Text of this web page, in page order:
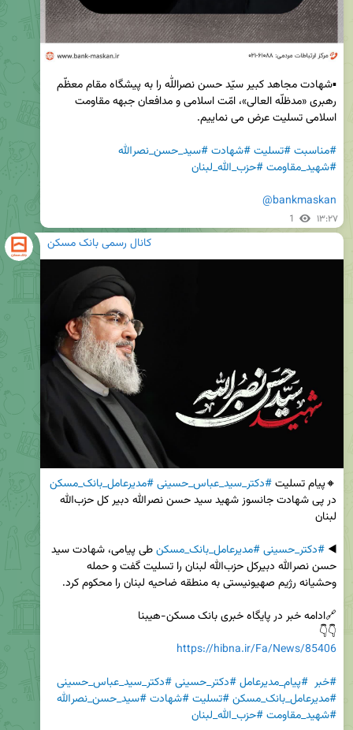
#مناسبت#تسلیت#شهادت#سید_حسن_نصرالله
#شهید_مقاومت#حزب_الله_لبنان
@bankmaskan
1 ۱۳:۲۷
کانال رسمی بانک مسکن
🔸پیام تسلیت #دکتر_سید_عباس_حسینی#مدیرعامل_بانک_مسکن
◀️ #دکتر_حسینی#مدیرعامل_بانک_مسکن
👇👇
https://hibna.ir/Fa/News/85406
#خبر #پیام_مدیرعامل#دکتر_حسینی#دکتر_سید_عباس_حسینی
#مدیرعامل_بانک_مسکن#تسلیت#شهادت#سید_حسن_نصرالله
#شهید_مقاومت#حزب_الله_لبنان